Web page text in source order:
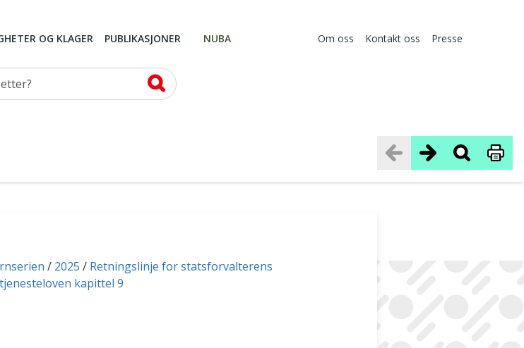
OG KLAGER PUBLIKASJONER NUBA Om oss Kontakt oss Presse
2025
Retningslinje for statsforvalterens
kapittel 9